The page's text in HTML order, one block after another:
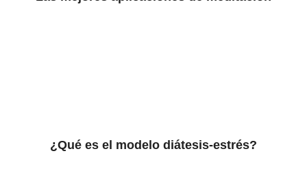
¿Qué es el modelo diátesis-estrés?